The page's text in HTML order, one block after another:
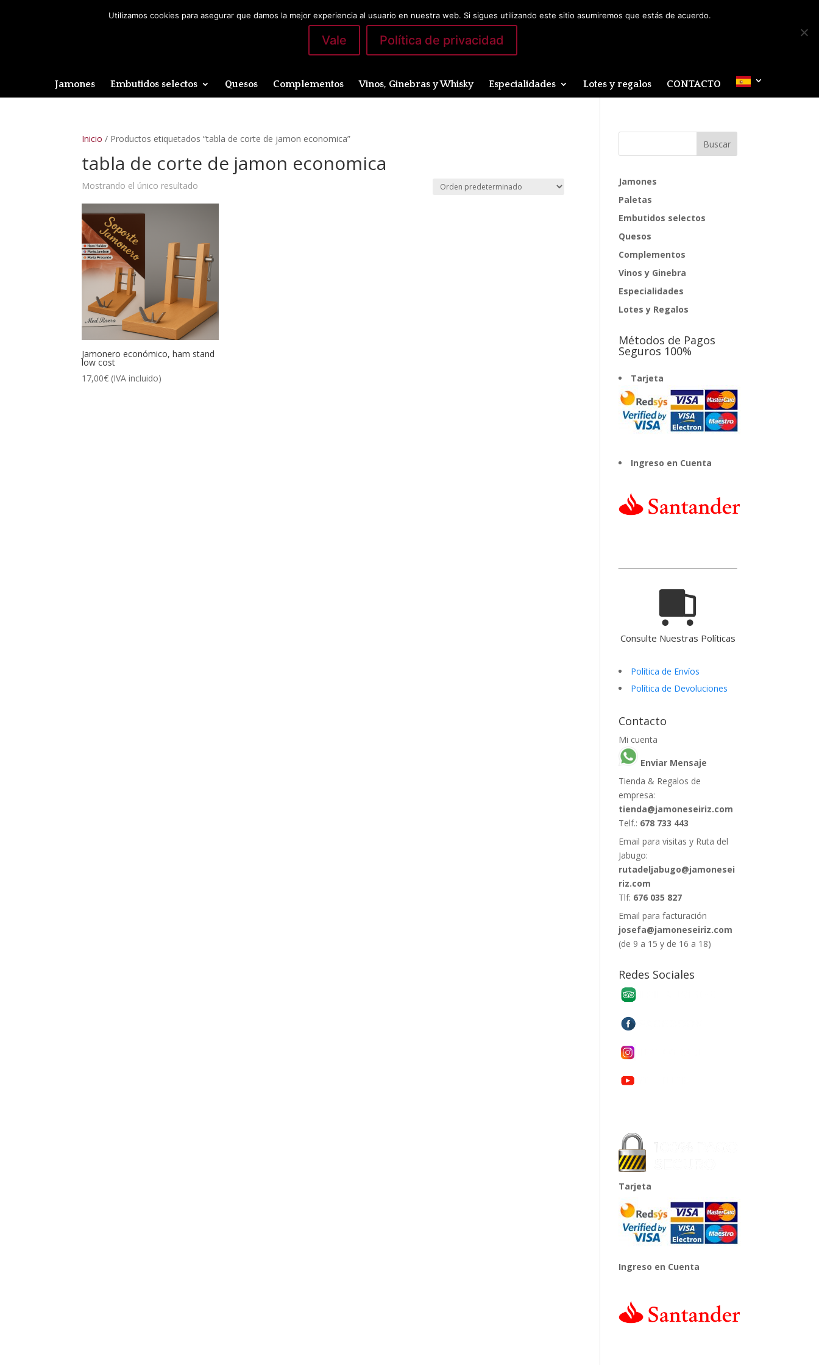
Mi cuenta 0 elementos
Jamones Embutidos selectos Quesos Complementos Vinos, Ginebras y Whisky Especialidades Lotes y regalos CONTACTO
Inicio / Productos etiquetados “tabla de corte de jamon economica”
tabla de corte de jamon economica
Mostrando el único resultado
Jamonero económico, ham stand
low cost
17,00€ (IVA incluido)
Jamones
Paletas
Embutidos selectos
Quesos
Complementos
Vinos y Ginebra
Especialidades
Lotes y Regalos
Métodos de Pagos
Seguros 100%
Tarjeta
Ingreso en Cuenta
Consulte Nuestras Políticas
Política de Envíos
Política de Devoluciones
Contacto
Mi cuenta
Enviar Mensaje
Tienda & Regalos de
empresa:
tienda@jamoneseiriz.com
Telf.: 678 733 443
Email para visitas y Ruta del
Jabugo:
rutadeljabugo@jamonesei
riz.com
Tlf: 676 035 827
Email para facturación
josefa@jamoneseiriz.com
(de 9 a 15 y de 16 a 18)
Redes Sociales
Tarjeta
Ingreso en Cuenta
Utilizamos cookies para asegurar que damos la mejor experiencia al usuario en nuestra web. Si sigues utilizando este sitio asumiremos que estás de acuerdo.
Vale Política de privacidad